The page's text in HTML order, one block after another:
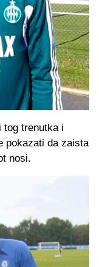
tog trenutka i
pokazati da zaista
nosi.